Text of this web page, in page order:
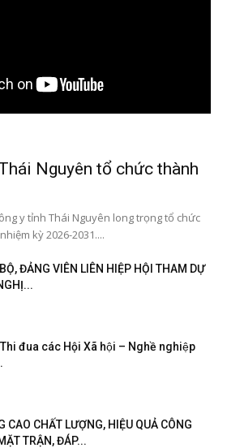
Nguyên tổ chức thành
y tỉnh Thái Nguyên long trọng tổ chức
kỳ 2026-2031....
ĐẢNG VIÊN LIÊN HIỆP HỘI THAM DỰ
đua các Hội Xã hội – Nghề nghiệp
CAO CHẤT LƯỢNG, HIỆU QUẢ CÔNG
TRẬN, ĐÁP...